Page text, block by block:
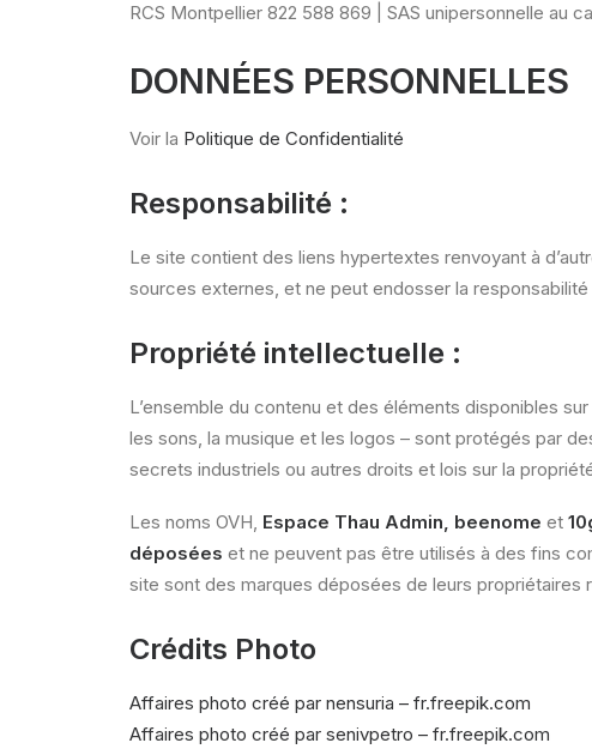
RCS Montpellier 822 588 869 | SAS unipersonnelle au
DONNÉES PERSONNELLES
Voir la Politique de Confidentialité
Responsabilité :
Le site contient des liens hypertextes renvoyant à
sources externes, et ne peut endosser la
Propriété intellectuelle :
L’ensemble du contenu et des éléments disponibles
les sons, la musique et les logos – sont protégés par
secrets industriels ou autres droits et lois sur la
Les noms OVH, Espace Thau Admin, beenome et
déposées et ne peuvent pas être utilisés à des fins
site sont des marques déposées de leurs propriétaires
Crédits Photo
Affaires photo créé par nensuria – fr.freepik.com
Affaires photo créé par senivpetro – fr.freepik.com